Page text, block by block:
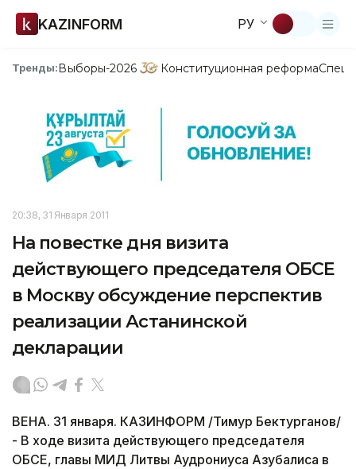
KAZINFORM РУ
Тренды:Выборы-2026 Конституционная реформа
20:38, 31 Января 2011
На повестке дня визита
действующего председателя ОБСЕ
в Москву обсуждение перспектив
реализации Астанинской
декларации
ВЕНА. 31 января. КАЗИНФОРМ /Тимур Бектурганов/
- В ходе визита действующего председателя
ОБСЕ, главы МИД Литвы Аудрониуса Азубалиса в